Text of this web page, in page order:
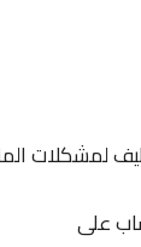
لمشكلات
على